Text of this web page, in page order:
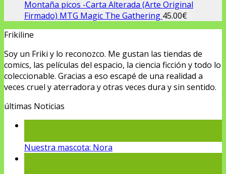
Montaña picos -Carta Alterada (Arte Original
Firmado) MTG Magic The Gathering 45.00€
Frikiline
Soy un Friki y lo reconozco. Me gustan las tiendas de
comics, las películas del espacio, la ciencia ficción y todo lo
coleccionable. Gracias a eso escapé de una realidad a
veces cruel y aterradora y otras veces dura y sin sentido.
últimas Noticias
Nuestra mascota: Nora